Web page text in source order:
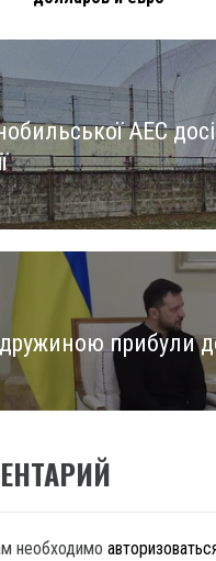
АЕС
прибули
необходимо